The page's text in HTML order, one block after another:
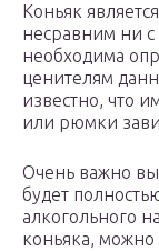
Коньяк
несравним ни
необходима
ценителям
известно, что
или рюмки
Очень важно
будет
алкогольного
коньяка, можно